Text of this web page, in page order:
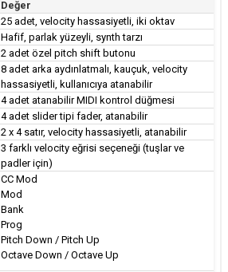
Değer
25 adet, velocity hassasiyetli, iki oktav
Hafif, parlak yüzeyli, synth tarzı
2 adet özel pitch shift butonu
8 adet arka aydınlatmalı, kauçuk, velocity
hassasiyetli, kullanıcıya atanabilir
4 adet atanabilir MIDI kontrol düğmesi
4 adet slider tipi fader, atanabilir
2 x 4 satır, velocity hassasiyetli, atanabilir
3 farklı velocity eğrisi seçeneği (tuşlar ve
padler için)
CC Mod
Mod
Bank
Prog
Pitch Down / Pitch Up
Octave Down / Octave Up